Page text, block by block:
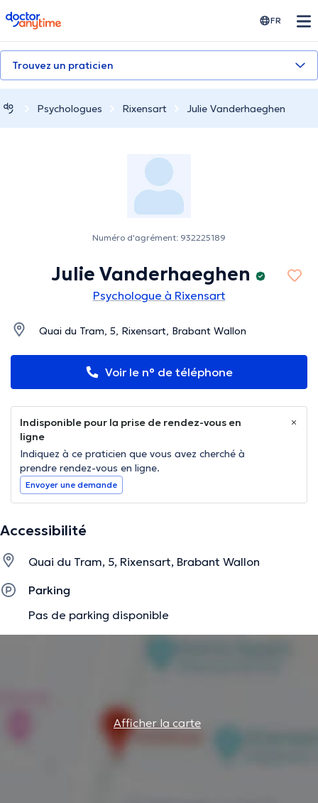
doctoranytime FR
Trouvez un praticien
Psychologues Rixensart Julie Vanderhaeghen
Numéro d'agrément: 932225189
Julie Vanderhaeghen
Psychologue à Rixensart
Quai du Tram, 5, Rixensart, Brabant Wallon
Voir le n° de téléphone
Indisponible pour la prise de rendez-vous en
ligne
Indiquez à ce praticien que vous avez cherché à
prendre rendez-vous en ligne.
Envoyer une demande
Accessibilité
Quai du Tram, 5, Rixensart, Brabant Wallon
Parking
Pas de parking disponible
Afficher la carte